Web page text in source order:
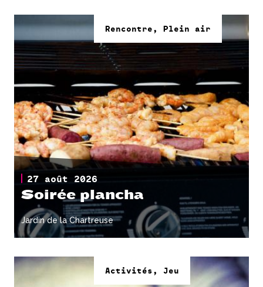
Rencontre, Plein air
27 août 2026
Soirée plancha
Jardin de la Chartreuse
Activités, Jeu